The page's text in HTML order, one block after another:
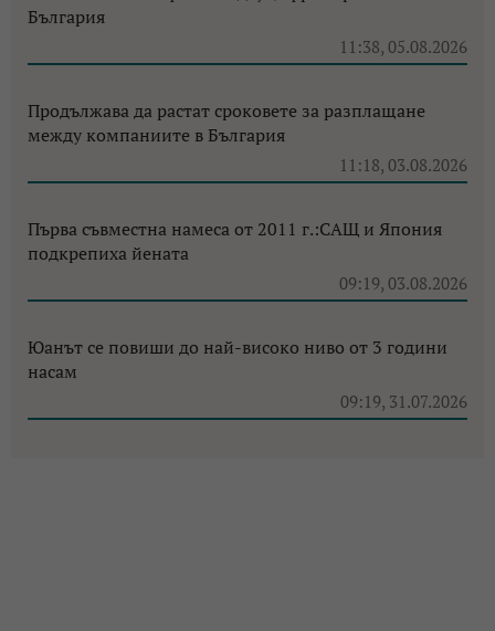
България
11:38, 05.08.2026
Продължава да растат сроковете за разплащане
между компаниите в България
11:18, 03.08.2026
Първа съвместна намеса от 2011 г.:САЩ и Япония
подкрепиха йената
09:19, 03.08.2026
Юанът се повиши до най-високо ниво от 3 години
насам
09:19, 31.07.2026